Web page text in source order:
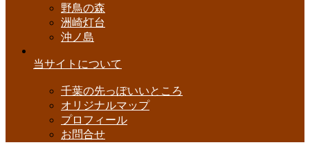
野鳥の森
洲崎灯台
沖ノ島
当サイトについて
千葉の先っぽいいところ
オリジナルマップ
プロフィール
お問合せ